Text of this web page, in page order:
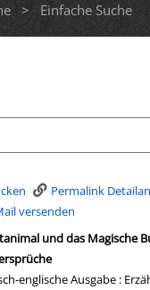
> Einfache Suche
Permalink
versenden
neuem Tab geöffnet
und das Magische
englische Ausgabe :